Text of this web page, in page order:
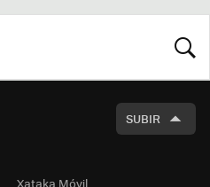
SUBIR
Xataka Móvil